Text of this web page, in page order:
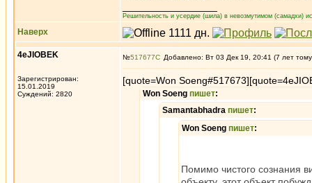
Решительность и усердие (шила) в невозмутимом (самадхи)
Наверх
4eJIOBEK
Зарегистрирован:
15.01.2019
Суждений: 2820
№517677 Добавлено: Вт 03 Дек 19, 20:41 (7 лет
[quote=Won
Won Soeng пишет:
Samantabhadra пишет:
Won Soeng пишет:
Помимо чистого сознания